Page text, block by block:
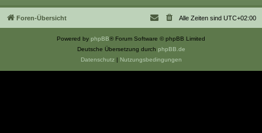
Foren-Übersicht Alle Zeiten sind UTC+02:00
Powered by phpBB® Forum Software © phpBB Limited
Deutsche Übersetzung durch phpBB.de
Datenschutz| Nutzungsbedingungen